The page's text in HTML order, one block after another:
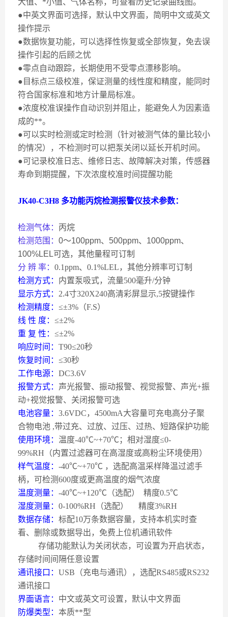
大值、*小值、气体名称，可查看历史记录曲线图。
●中英文界面可选择，默认中文界面，简明中文或英文
操作提示
●数据恢复功能，可以选择性恢复或全部恢复，免去误
操作引起的后顾之忧
●零点自动跟踪，长期使用不受零点漂移影响。
●目标点三级校准，保证测量的线性度和精度，能同时
符合国家标准和地方计量局标准。
●浓度校准误操作自动识别并阻止，能避免人为因素造
成的**。
●可以实时检测或定时检测（针对被测气体的量比较小
的情况），不检测时可以把泵关闭以延长开机时间。
●可记录校准日志、维修日志、故障解决对策，传感器
寿命到期提醒，下次浓度校准时间提醒功能
JK40-C3H8 多功能丙烷检测报警仪技术参数：
检测气体： 丙烷
检测范围： 0～100ppm、 500ppm、 1000ppm、
100%LEL可选，其他量程可订制
分 辨 率： 0.1ppm、 0.1%LEL，其他分辨率可订制
检测方式： 内置泵吸式，流量500毫升/分钟
显示方式： 2.4寸320X240高清彩屏显示,5按键操作
检测精度： ≤±3% （F.S）
线 性 度： ≤±2%
重 复 性： ≤±2%
响应时间： T90≤20秒
恢复时间： ≤30秒
工作电源： DC3.6V
报警方式： 声光报警、振动报警、视觉报警、声光+振
动+视觉报警、关闭报警可选
电池容量： 3.6VDC ， 4500mA大容量可充电高分子聚
合物电池 ,带过充、过放、过压、过热、短路保护功能
使用环境： 温度-40℃~+70℃；相对湿度≤0-
99%RH （内置过滤器可在高湿度或高粉尘环境使用）
样气温度： -40℃~+70℃ ，选配高温采样降温过滤手
柄，可检测600度或更高温度的烟气浓度
温度测量： -40℃~+120℃（选配） 精度0.5℃
湿度测量： 0-100%RH （选配） 精度3%RH
数据存储： 标配10万条数据容量，支持本机实时查
看、删除或数据导出，免费上位机通讯软件
存储功能默认为关闭状态，可设置为开启状态，
存储时间间隔任意设置
通讯接口： USB （充电与通讯），选配RS485或RS232
通讯接口
界面语言： 中文或英文可设置，默认中文界面
防爆类型： 本质**型